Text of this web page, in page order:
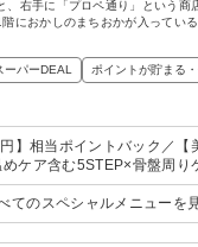
、右手に「プロペ通り」という商
におかしのまちおかが入ってい
ーパーDEAL ポイントが貯まる
】相当ポイントバック／【
めケア含む5STEP×骨盤周り
謝サポート◎80分￥3000
てのスペシャルメニューを